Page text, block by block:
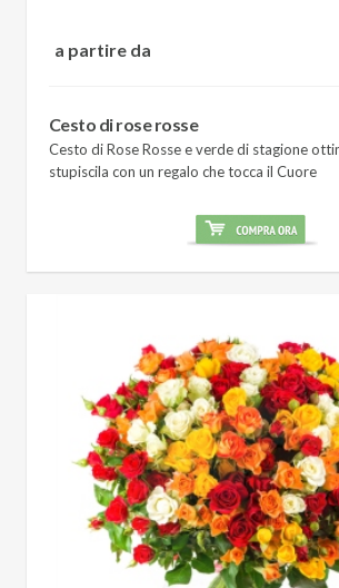
a partire da
Cesto di rose rosse
Cesto di Rose Rosse e verde di stagione
stupiscila con un regalo che tocca il Cuore